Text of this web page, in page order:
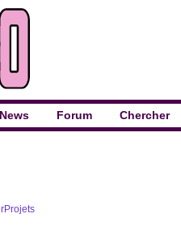
News Forum Chercher